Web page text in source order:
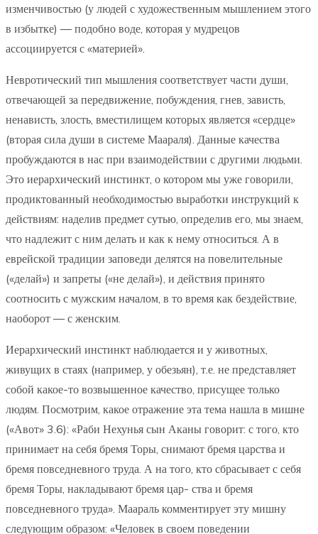
изменчивостью (у людей с художественным мышлением этого
в избытке) — подобно воде, которая у мудрецов
ассоциируется с «материей».
Невротический тип мышления соответствует части души,
отвечающей за передвижение, побуждения, гнев, зависть,
ненависть, злость, вместилищем которых является «сердце»
(вторая сила души в системе Маараля). Данные качества
пробуждаются в нас при взаимодействии с другими людьми.
Это иерархический инстинкт, о котором мы уже говорили,
продиктованный необходимостью выработки инструкций к
действиям: наделив предмет сутью, определив его, мы знаем,
что надлежит с ним делать и как к нему относиться. А в
еврейской традиции заповеди делятся на повелительные
(«делай») и запреты («не делай»), и действия принято
соотносить с мужским началом, в то время как бездействие,
наоборот — с женским.
Иерархический инстинкт наблюдается и у животных,
живущих в стаях (например, у обезьян), т.е. не представляет
собой какое-то возвышенное качество, присущее только
людям. Посмотрим, какое отражение эта тема нашла в мишне
(«Авот» 3.6): «Раби Нехунья сын Аканы говорит: с того, кто
принимает на себя бремя Торы, снимают бремя царства и
бремя повседневного труда. А на того, кто сбрасывает с себя
бремя Торы, накладывают бремя цар- ства и бремя
повседневного труда». Маараль комментирует эту мишну
следующим образом: «Человек в своем поведении